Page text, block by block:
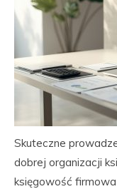
Skuteczne
dobrej organizacji
księgowość